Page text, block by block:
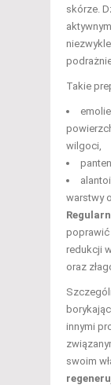
skórze.
Takie
wilgoci,
warstwy
poprawić
redukcji
oraz
innymi
swoim